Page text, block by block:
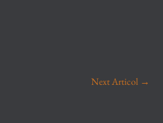
Next Articol →